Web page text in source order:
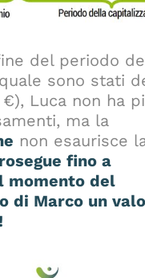
del periodo
sono stati
Luca non ha
ma la
non esaurisce
fino a
momento del
di Marco un